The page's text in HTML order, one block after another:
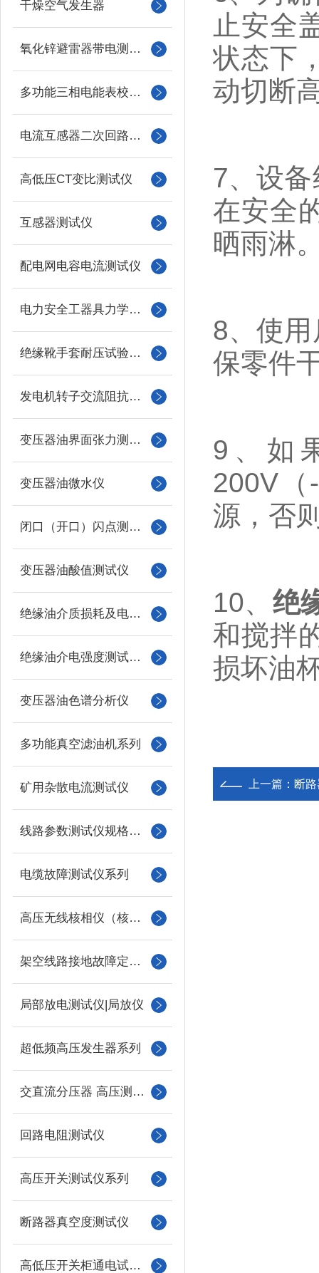
干燥空气发生器
氧化锌避雷器带电测试仪（氧化锌避雷器测试仪）
多功能三相电能表校验仪
电流互感器二次回路负载测试仪
高低压CT变比测试仪
互感器测试仪
配电网电容电流测试仪
电力安全工器具力学性能试验机
绝缘靴手套耐压试验装置
发电机转子交流阻抗测试仪
变压器油界面张力测试仪
变压器油微水仪
闭口（开口）闪点测定仪
变压器油酸值测试仪
绝缘油介质损耗及电阻率测试仪
绝缘油介电强度测试仪系列
变压器油色谱分析仪
多功能真空滤油机系列
矿用杂散电流测试仪
线路参数测试仪规格型号
电缆故障测试仪系列
高压无线核相仪（核相器）
架空线路接地故障定位仪
局部放电测试仪|局放仪
超低频高压发生器系列
交直流分压器 高压测量仪
回路电阻测试仪
高压开关测试仪系列
断路器真空度测试仪
高低压开关柜通电试验台
止安全
状态下
动切断
7、设备
在安全
晒雨淋
8、使
保零
9、如
200V
源，
10、 绝
和搅拌
损坏油
上一篇： 断